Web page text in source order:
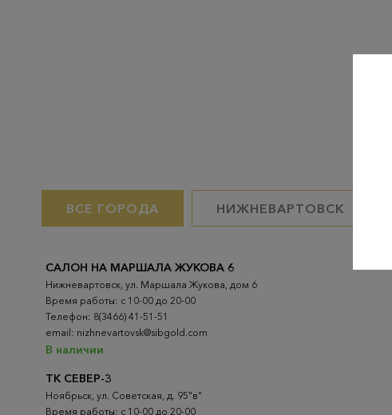
ВСЕ ГОРОДА НИЖНЕВАРТОВСК
ТК СЕВЕР-3
Ноябрьск, ул. Советская, д. 95"в"
Время работы: с 10-00 до 20-00
САЛОН НА МАРШАЛА ЖУКОВА 6
Нижневартовск, ул. Маршала Жукова, дом 6
Время работы: с 10-00 до 20-00
Телефон: 8(3466) 41-51-51
email: nizhnevartovsk@sibgold.com
В наличии